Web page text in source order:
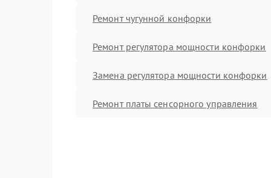
Ремонт чугунной конфорки
Ремонт регулятора мощности конфорки
Замена регулятора мощности конфорки
Ремонт платы сенсорного управления